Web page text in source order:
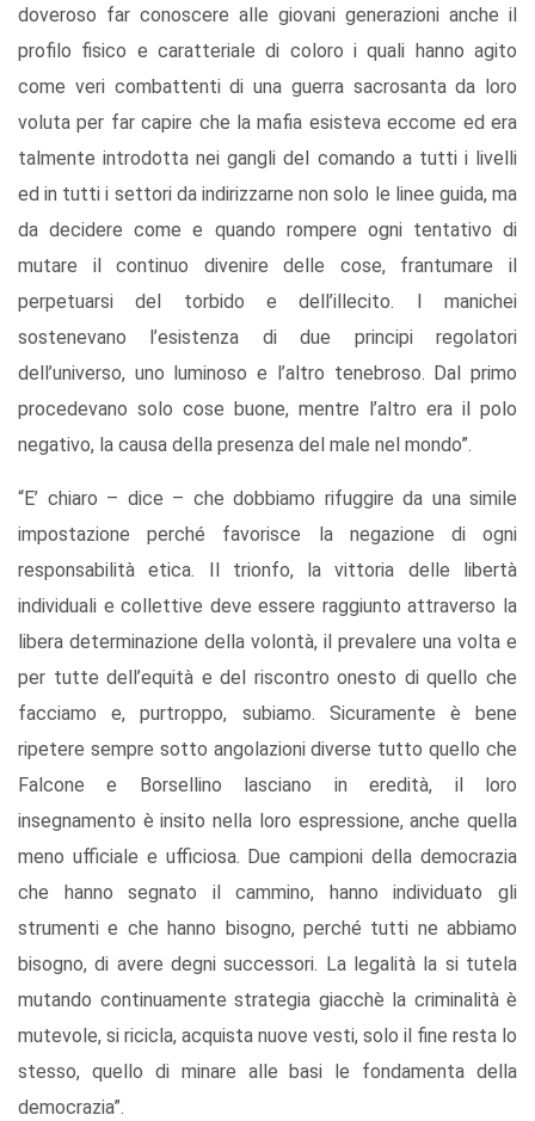
doveroso far conoscere alle giovani generazioni anche il
profilo fisico e caratteriale di coloro i quali hanno agito
come veri combattenti di una guerra sacrosanta da loro
voluta per far capire che la mafia esisteva eccome ed era
talmente introdotta nei gangli del comando a tutti i livelli
ed in tutti i settori da indirizzarne non solo le linee guida, ma
da decidere come e quando rompere ogni tentativo di
mutare il continuo divenire delle cose, frantumare il
perpetuarsi del torbido e dell’illecito. I manichei
sostenevano l’esistenza di due principi regolatori
dell’universo, uno luminoso e l’altro tenebroso. Dal primo
procedevano solo cose buone, mentre l’altro era il polo
negativo, la causa della presenza del male nel mondo”.
“E’ chiaro – dice – che dobbiamo rifuggire da una simile
impostazione perché favorisce la negazione di ogni
responsabilità etica. Il trionfo, la vittoria delle libertà
individuali e collettive deve essere raggiunto attraverso la
libera determinazione della volontà, il prevalere una volta e
per tutte dell’equità e del riscontro onesto di quello che
facciamo e, purtroppo, subiamo. Sicuramente è bene
ripetere sempre sotto angolazioni diverse tutto quello che
Falcone e Borsellino lasciano in eredità, il loro
insegnamento è insito nella loro espressione, anche quella
meno ufficiale e ufficiosa. Due campioni della democrazia
che hanno segnato il cammino, hanno individuato gli
strumenti e che hanno bisogno, perché tutti ne abbiamo
bisogno, di avere degni successori. La legalità la si tutela
mutando continuamente strategia giacchè la criminalità è
mutevole, si ricicla, acquista nuove vesti, solo il fine resta lo
stesso, quello di minare alle basi le fondamenta della
democrazia”.